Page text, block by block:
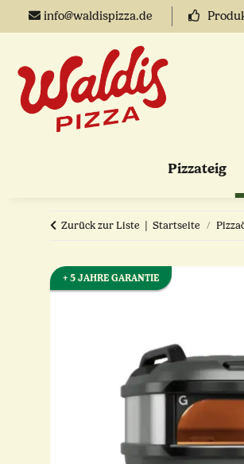
info@waldispizza.de
Pizzateig
Zurück zur Liste Startseite
+ 5 JAHRE GARANTIE